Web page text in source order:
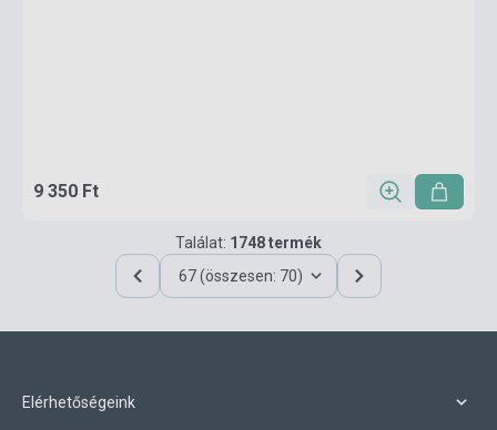
9 350 Ft
Találat: 1748 termék
67 (összesen: 70)
Elérhetőségeink